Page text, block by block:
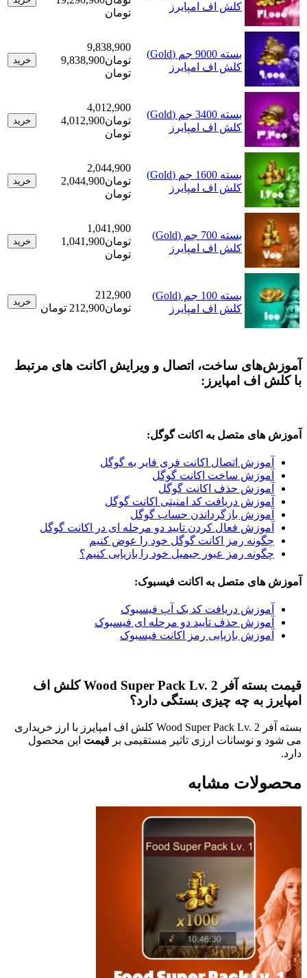
کلش اف امپایرز
تومان
بسته 9000 جم (Gold)
کلش اف امپایرز
9,838,900
تومان 9,838,900
تومان
خرید
بسته 3400 جم (Gold)
کلش اف امپایرز
4,012,900
تومان 4,012,900
تومان
خرید
بسته 1600 جم (Gold)
کلش اف امپایرز
2,044,900
تومان 2,044,900
تومان
خرید
بسته 700 جم (Gold)
کلش اف امپایرز
1,041,900
تومان
1,041,900
تومان
خرید
بسته 100 جم (Gold)
کلش اف امپایرز
212,900
تومان
212,900 تومان
خرید
ساخت، اتصال و ویرایش اکانت های مرتبط
امپایرز:
متصل به اکانت گوگل:
اتصال اکانت فری فایر به گوگل
ساخت اکانت گوگل
حذف اکانت گوگل
دریافت کد امنیتی اکانت گوگل
بازگرداندن حساب گوگل
فعال کردن تایید دو مرحله ای در اکانت گوگل
رمز اکانت گوگل خود را عوض کنیم
رمز عبور جیمیل خود را بازیابی کنیم؟
متصل به اکانت فیسبوک:
دریافت کد بک آپ فیسبوک
حذف تایید دو مرحله ای فیسبوک
بازیابی رمز اکانت فیسبوک
قیمت بسته آفر Wood Super Pack Lv. 2 کلش اف
به چه چیزی بستگی دارد؟
بسته آفر Wood Super Pack Lv. 2 کلش اف امپایرز با ارز خریداری
نوسانات ارزی تاثیر مستقیمی برقیمتاین محصول
مشابه